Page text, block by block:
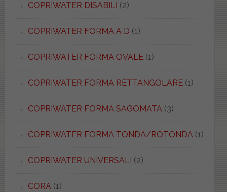
COPRIWATER DISABILI (2)
COPRIWATER FORMA A D (1)
COPRIWATER FORMA OVALE(1)
COPRIWATER FORMA RETTANGOLARE(1)
COPRIWATER FORMA SAGOMATA(3)
COPRIWATER FORMA TONDA/ROTONDA(1)
COPRIWATER UNIVERSALI (2)
CORA(1)